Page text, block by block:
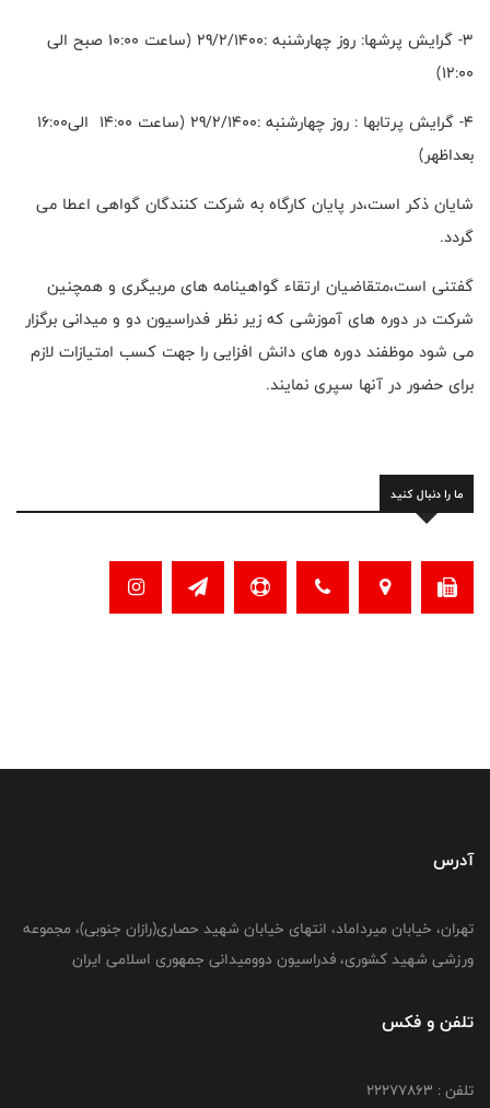
3- گرایش پرشها: روز چهارشنبه :29/2/1400 (ساعت 10:00 صبح الی
12:00)
4- گرایش پرتابها : روز چهارشنبه :29/2/1400 (ساعت 14:00 الی16:00
بعداظهر)
شایان ذکر است،در پایان کارگاه به شرکت کنندگان گواهی اعطا می
گردد.
گفتنی است،متقاضیان ارتقاء گواهینامه های مربیگری و همچنین
شرکت در دوره های آموزشی که زیر نظر فدراسیون دو و میدانی برگزار
می شود موظفند دوره های دانش افزایی را جهت کسب امتیازات لازم
برای حضور در آنها سپری نمایند.
ما را دنبال کنید
آدرس
تهران، خیابان میرداماد، انتهای خیابان شهید حصاری(رازان جنوبی)، مجموعه
ورزشی شهید کشوری، فدراسیون دوومیدانی جمهوری اسلامی ایران
تلفن و فکس
تلفن : 22277863